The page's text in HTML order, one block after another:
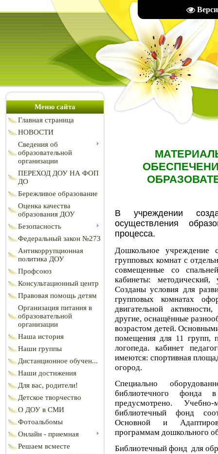
Меню сайта
Главная страница
НОВОСТИ
Сведения об
образовательной
организации
ПЕРЕХОД ДОУ НА ФОП
ДО
Бережливое образование
Оценка качества
образования ДОУ
Безопасность
Федеральный закон №273
Антикоррупционная
политика ДОУ
Профсоюз
Консультационный центр
Правовая помощь детям
Организация питания в
образовательной
организации
Наша история
Наши группы
Дистанционное обучен...
Наши достижения
Для вас, родители!
Детское творчество
О ДОУ в СМИ
Фотоальбомы
Онлайн - приемная
Решаем всместе
В учреждении
осуществления
процесса.
Дошкольное
групповых комнат с
совмещенные со
кабинеты: методический,
Созданы условия для
групповых комнатах
двигательной
другие, оснащённые
возрастом детей.
помещения для 11 групп,
логопеда. кабинет
имеются: спортивная
огород.
Специально
библиотечного фонда
предусмотрено.
библиотечный фонд
Основной и
программам дошкольного
Библиотечный фонд для